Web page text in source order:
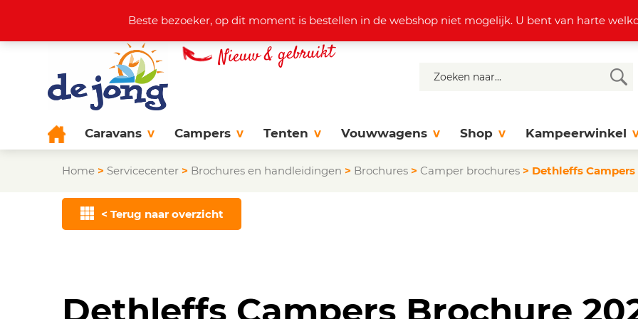
Actuele aanbod +31 (0)38 444 37 77 info@dejonghattem.nl
Caravans Campers Tenten Vouwwagens Shop Kampeerwinkel
Home > Servicecenter > Brochures en handleidingen > Brochures > Camper brochures > Dethleffs
< Terug naar overzicht
Dethleffs Campers Brochure
Beste bezoeker, op dit moment is bestellen in de webshop niet mogelijk. U bent van harte